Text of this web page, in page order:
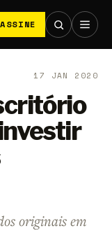
ASSINE
17 JAN 2020
originais em